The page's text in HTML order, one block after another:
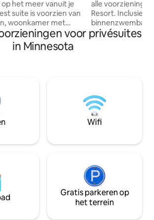
het meer vanuit je
suite is voorzien van
woonkamer met
met
bad. Eigen ingang
het huis met je eigen
toegang tot het
,peddelen,
en te ontspannen.
beschikbaar voor
alle
Resort. Inclusief een verwarmd
binnenzwembad,
spelletjes. Onze gasten komen
een breed scala
biljart, crokinole
Slaapplaatsen tot 8 met
wasserette en
voor privésuites
in Minnesota
Wifi
Gratis parkeren op
het terrein